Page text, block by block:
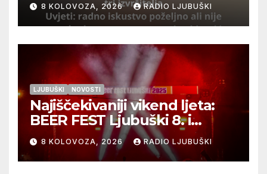
8 KOLOVOZA, 2026 RADIO LJUBUŠKI
LJUBUŠKI NOVOSTI
Najiščekivaniji vikend ljeta:
BEER FEST Ljubuški 8. i
9.kolovoza
8 KOLOVOZA, 2026 RADIO LJUBUŠKI